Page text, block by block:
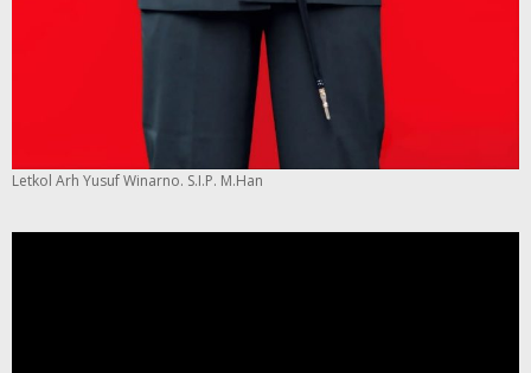
Letkol Arh Yusuf Winarno. S.I.P. M.Han